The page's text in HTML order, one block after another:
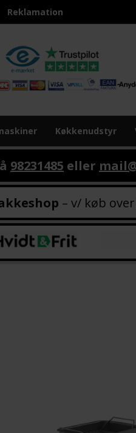
Reklamation
Køkkenudstyr
98231485 eller
– v/ køb